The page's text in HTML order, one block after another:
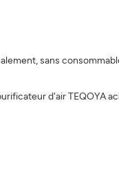
sans
d'air TEQOYA